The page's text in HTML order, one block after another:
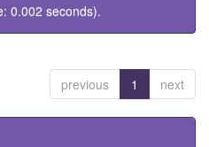
0.002 seconds).
previous 1 next